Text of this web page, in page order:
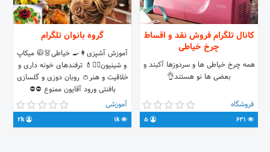
کانال تلگرام فروش نقد و اقساط
چرخ خیاطی
همه چرخ خیاطی ها و سردوزها آکبند و
بعضی ها نو هستند👌
فروشگاه
گروه بانوان تلگرام
آموزش آشپزی👩‍🍳 خیاطی👗🧥 میکاپ
و شینیون💇‍♀️💄 ترفندهای خونه داری و
خلاقیت و هنر👛 روبان دوزی و گلسازی
بافنتی ورود آقایون ممنوع ⛔⛔
آموزشی
1k
2k